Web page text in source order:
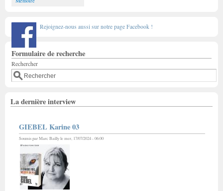
Rejoignez-nous aussi sur notre page Facebook !
Formulaire de recherche
Rechercher
La dernière interview
GIEBEL Karine 03
Soumis parMarc Baillyle mer, 17/07/2024 - 06:00